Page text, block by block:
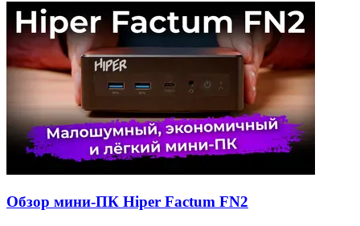
Обзор мини-ПК Hiper Factum FN2